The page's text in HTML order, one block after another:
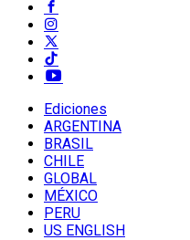
Ediciones
ARGENTINA
BRASIL
CHILE
GLOBAL
MÉXICO
PERU
US ENGLISH